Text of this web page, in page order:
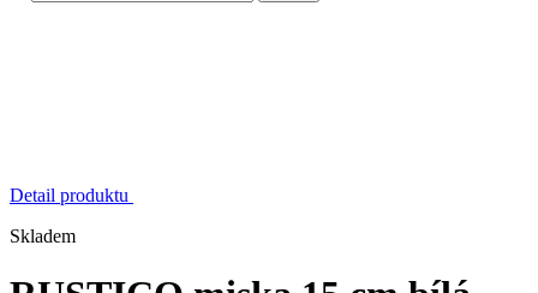
Detail produktu
Skladem